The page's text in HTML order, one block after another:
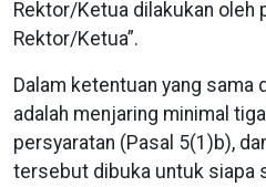
Rektor/Ketua dilakukan oleh
Rektor/Ketua”.
Dalam ketentuan yang sama
adalah menjaring minimal
persyaratan (Pasal 5(1)b),
tersebut dibuka untuk siapa